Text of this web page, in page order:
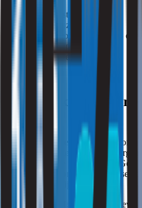
Vaak hoesten
Benauwd zijn
Klachtentoename bij hart- en
Luchtwegproblemen
Longziektes
Hoe voorkomt of
in huis?
Woont u langs een drukke weg of
we ons voorstellen dat u zich
verband met alle uitlaatgassen.
mogelijkheden om de uitlaatgassen
verminderen. Bijvoorbeeld:
Voorzetgevel. Met een voorzetgevel